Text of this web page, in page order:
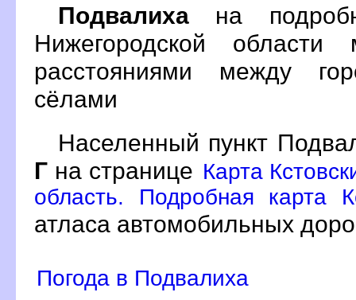
Подвалиха на
Нижегородской
расстояниями между
сёлами
Населенный пункт
Г на странице Карта
область. Подробная карта
атласа автомобильных
Погода в Подвалиха